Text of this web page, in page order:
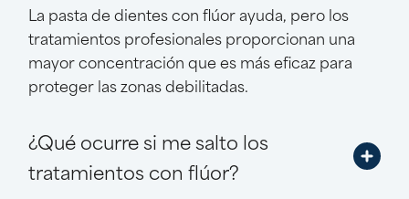
La pasta de dientes con flúor ayuda, pero los
tratamientos profesionales proporcionan una
mayor concentración que es más eficaz para
proteger las zonas debilitadas.
¿Qué ocurre si me salto los
tratamientos con flúor?